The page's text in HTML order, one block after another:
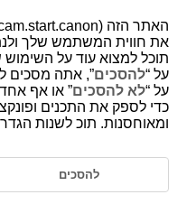
D180-072
בחירת סגנון תמונה
מאפייני סגנון תמונה
סמלים
את חווית המשתמש שלך
תוכל למצוא עוד על השימוש
על “להסכים”, אתה מסכים
על “לא להסכים” או אף
כדי לספק את התכנים
ומאוחסנות. תוכ לשנות
להסכים